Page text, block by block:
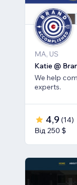
MA, US
Katie @
We help
experts.
4,9 (14)
Від 250 $